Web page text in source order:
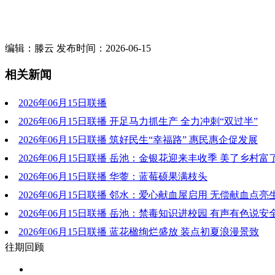
编辑：滕云 发布时间：2026-06-15
相关新闻
2026年06月15日联播
2026年06月15日联播 开足马力抓生产 全力冲刺“双过半”
2026年06月15日联播 筑好民生“幸福路” 惠民惠企促发展
2026年06月15日联播 岳池：金银花迎来丰收季 美了乡村富
2026年06月15日联播 华蓥：蓝莓硕果满枝头
2026年06月15日联播 邻水：爱心献血屋启用 无偿献血点亮
2026年06月15日联播 岳池：禁毒知识进校园 有声有色说安
2026年06月15日联播 蓝花楹绚烂盛放 装点初夏浪漫景致
往期回顾